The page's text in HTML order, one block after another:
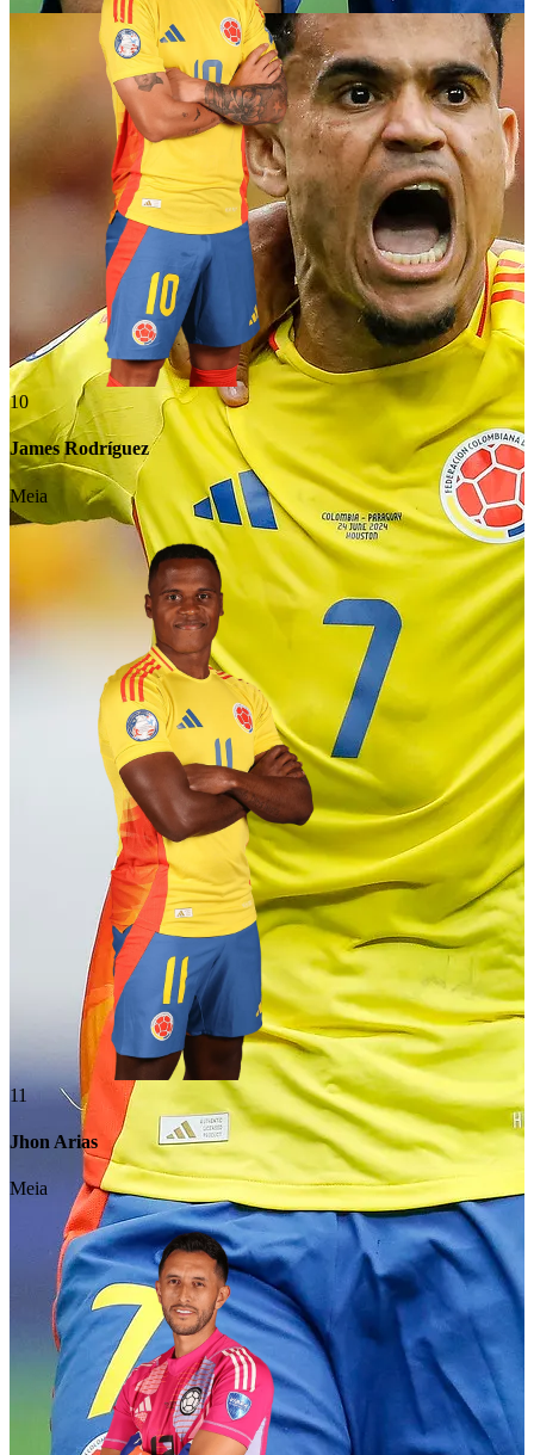
10
James Rodríguez
Meia
11
Jhon Arias
Meia